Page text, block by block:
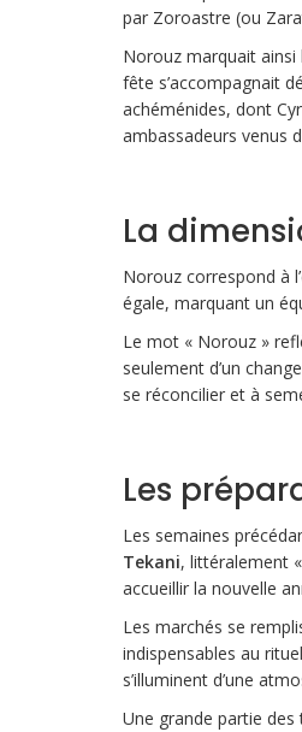
par Zoroastre (ou
Norouz marquait ainsi
fête s’accompagnait
achéménides, dont
ambassadeurs venus
La
Norouz correspond à
égale, marquant un
Le mot « Norouz »
seulement d’un
se réconcilier et à
Les
Les semaines
Tekani, littéralement «
accueillir la nouvelle
Les marchés se
indispensables au
s’illuminent d’une
Une grande partie